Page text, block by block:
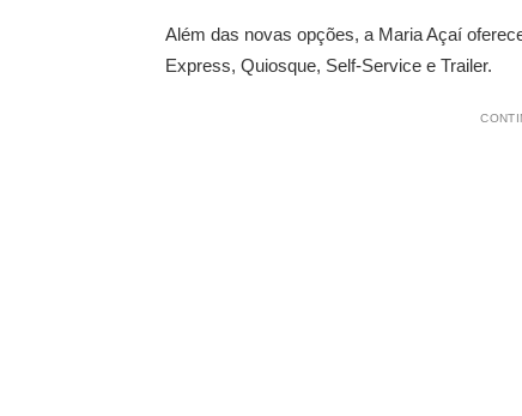
Além das novas opções, a Maria Açaí
Express, Quiosque, Self-Service e Trailer.